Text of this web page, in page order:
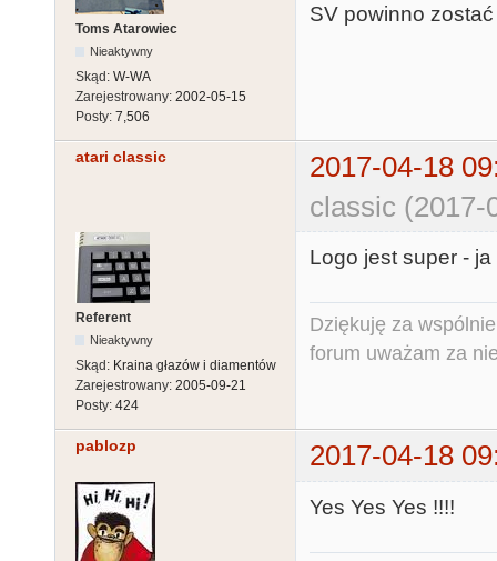
Toms Atarowiec
Nieaktywny
Skąd: W-WA
Zarejestrowany: 2002-05-15
Posty: 7,506
SV powinno
atari classic
2017-04-18
classic (2017-
Referent
Nieaktywny
Skąd: Kraina głazów i diamentów
Zarejestrowany: 2005-09-21
Posty: 424
Logo jest super -
Dziękuję za
forum uważam za
pablozp 2017-04-18
Yes Yes Yes !!!!